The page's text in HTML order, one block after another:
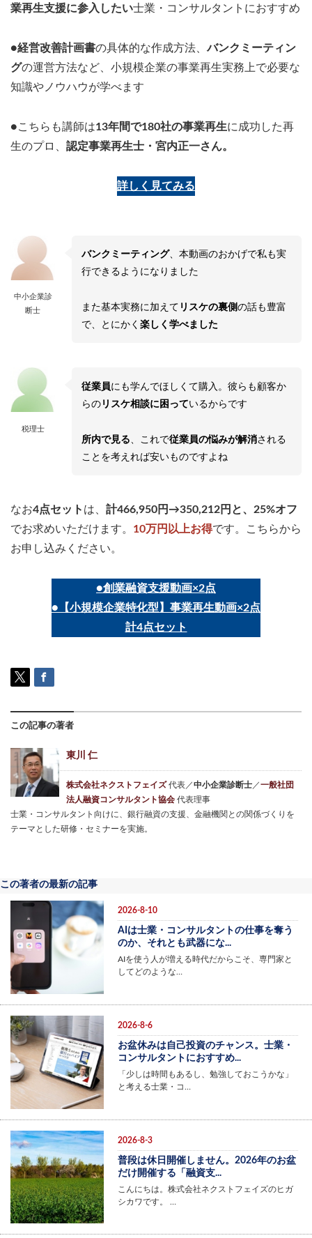
業再生支援に参入したい士業・コンサルタントにおすすめ
●経営改善計画書の具体的な作成方法、バンクミーティン
グの運営方法など、小規模企業の事業再生実務上で必要な
知識やノウハウが学べます
●こちらも講師は13年間で180社の事業再生に成功した再
生のプロ、 認定事業再生士・宮内正一さん。
詳しく見てみる
中小企業診
断士
バンクミーティング、本動画のおかげで私も実
行できるようになりました
また基本実務に加えて リスケの裏側の話も豊富
で、とにかく楽しく学べました
税理士
従業員にも学んでほしくて購入。彼らも顧客か
らの リスケ相談に困っているからです
所内で見る 、これで従業員の悩みが解消される
ことを考えれば安いものですよね
なお4点セット は、 計466,950円→350,212円と、25%オフ
でお求めいただけます。 10万円以上お得です。こちらから
お申し込みください。
●創業融資支援動画×2点
●【小規模企業特化型】事業再生動画×2点
計4点セット
この記事の著者
東川 仁
株式会社ネクストフェイズ代表／中小企業診断士 ／一般社団
法人融資コンサルタント協会 代表理事
士業・コンサルタント向けに、銀行融資の支援、金融機関との関係づくりを
テーマとした研修・セミナーを実施。
この著者の最新の記事
2026-8-10
AIは士業・コンサルタントの仕事を奪う
のか、それとも武器にな...
AIを使う人が増える時代だからこそ、専門家と
してどのような…
2026-8-6
お盆休みは自己投資のチャンス。士業・
コンサルタントにおすすめ...
「少しは時間もあるし、勉強しておこうかな」
と考える士業・コ…
2026-8-3
普段は休日開催しません。2026年のお盆
だけ開催する「融資支...
こんにちは。株式会社ネクストフェイズのヒガ
シカワです。 …